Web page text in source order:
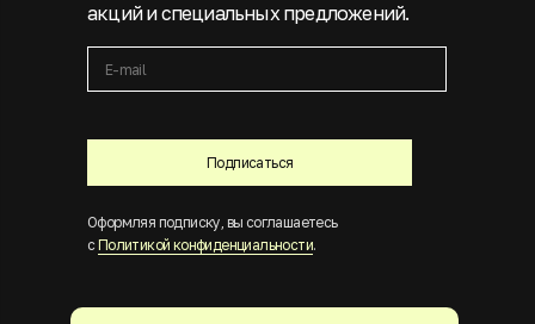
Подписаться
акций и специальных предложений.
Оформляя подписку, вы соглашаетесь
с Политикой конфиденциальности.